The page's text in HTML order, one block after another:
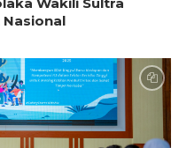
Wakili Sultra
Nasional